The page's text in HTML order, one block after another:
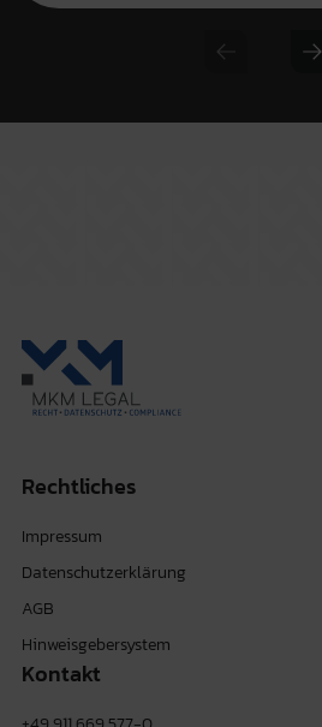
Rechtliches
Impressum
Datenschutzerklärung
AGB
Hinweisgebersystem
Kontakt